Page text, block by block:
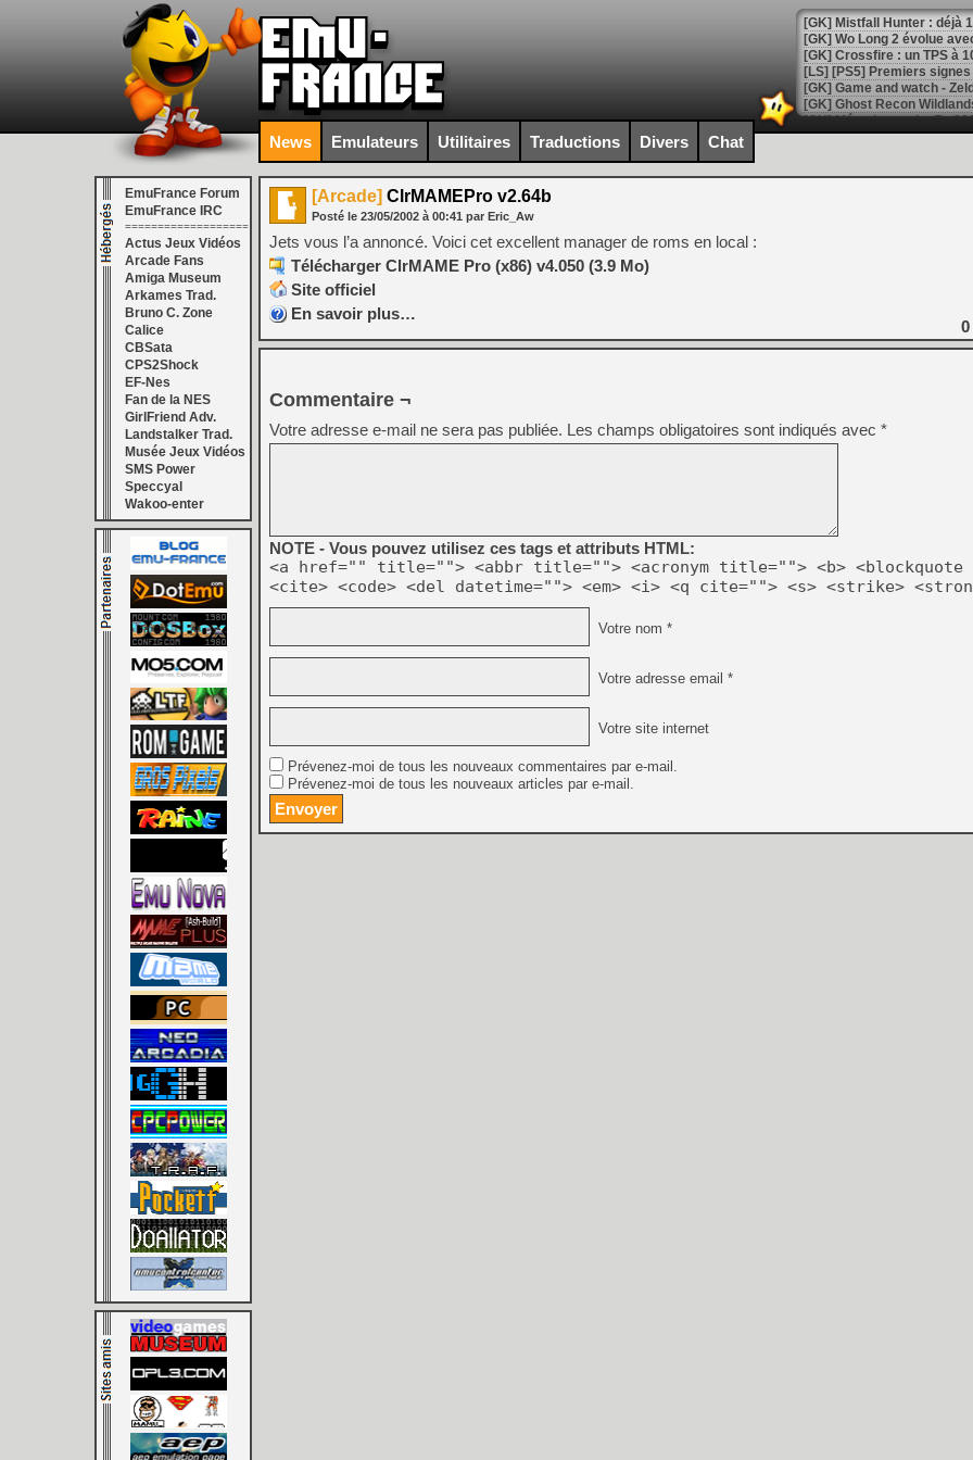
[GK] Mistfall Hunter : déjà
[GK] Wo Long 2 évolue
[GK] Crossfire : un TPS à
[LS] [PS5] Premiers
[Mo5] DOOM arrive en
[GK] Bethesda fête les 30
[GK] Roblox : l'action en
[GK] Agenda - GeForce
[LS] [PS5] ps5-y2jb-
[GK] Pourquoi Marvel
[GK] Test : Restory : Chill
[GK] GTA 6 : Rockstar
[GK] Hot Wheels Infinite
[GK] Mémoire cash -
[GK] Résultats Nintendo :
[GK] Déjà des
[GK] Minecraft et ses «
[GK] Beast of
[GK] Ubisoft : fin de partie
[GK] Mémoire cash -
[GK] Dan Houser (GTA)
[GK] Comment EA Sports
[GK] Crimson Moon : un
[GK] Isle of Reveries : le
[GK] Moonlighter 2 : The
[GK] Capcom relance
[Mo5] Deux inédits du
[GK] Le beat'em up The
News Emulateurs Utilitaires Traductions Divers Chat
EmuFrance Forum
EmuFrance IRC
===================
Actus Jeux Vidéos
Arcade Fans
Amiga Museum
Arkames Trad.
Bruno C. Zone
Calice
CBSata
CPS2Shock
EF-Nes
Fan de la NES
GirlFriend Adv.
Landstalker Trad.
Musée Jeux Vidéos
SMS Power
Speccyal
Wakoo-enter
[Arcade] ClrMAMEPro v2.64b
Posté le 23/05/2002 à 00:41 par Eric_Aw
Jets vous l’a annoncé. Voici cet excellent manager de roms en local :
Télécharger ClrMAME Pro (x86) v4.050 (3.9 Mo)
Site officiel
En savoir plus…
0
Commentaire ¬
Votre adresse e-mail ne sera pas publiée. Les champs obligatoires sont indiqués avec *
NOTE - Vous pouvez utilisez ces tags et attributs HTML:
<a href="" title=""> <abbr title=""> <acronym title=""> <b> <blockquote
<cite> <code> <del datetime=""> <em> <i> <q cite=""> <s> <strike>
Votre nom *
Votre adresse email *
Votre site internet
Prévenez-moi de tous les nouveaux commentaires par e-mail.
Prévenez-moi de tous les nouveaux articles par e-mail.